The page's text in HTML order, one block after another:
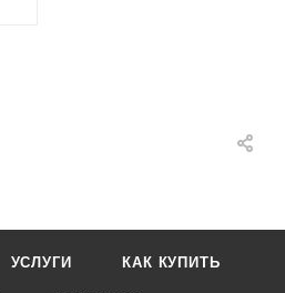
УСЛУГИ КАК КУПИТЬ